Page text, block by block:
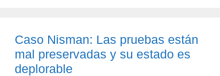
Caso Nisman: Las pruebas están
mal preservadas y su estado es
deplorable